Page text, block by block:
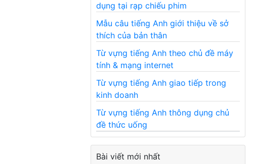
dụng tại rạp chiếu phim
Mẫu câu tiếng Anh giới thiệu về sở
thích của bản thân
Từ vựng tiếng Anh theo chủ đề máy
tính & mạng internet
Từ vựng tiếng Anh giao tiếp trong
kinh doanh
Từ vựng tiếng Anh thông dụng chủ
đề thức uống
Bài viết mới nhất